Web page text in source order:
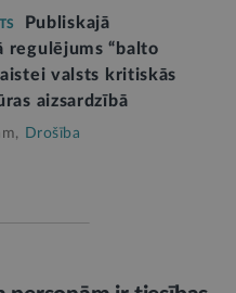
Publiskajā
regulējums “balto
valsts kritiskās
aizsardzībā
Drošība